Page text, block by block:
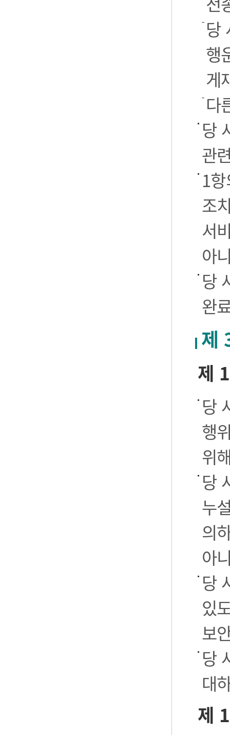
당
행
게
다
당
관
1
조
서
아
당
완
제
제
당
행
위
당
누
의
아
당
있
보
당
대
제